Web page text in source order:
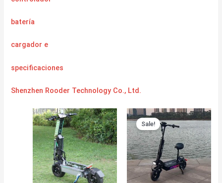
batería
cargador e
specificaciones
Shenzhen Rooder Technology Co., Ltd.
Sale!